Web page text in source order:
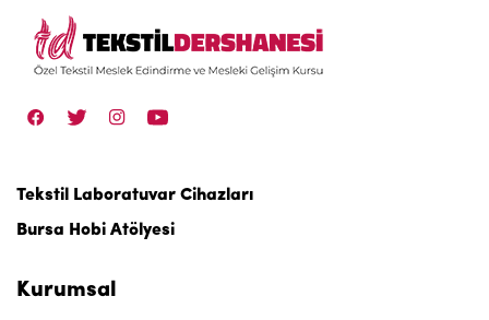
Tekstil Laboratuvar Cihazları
Bursa Hobi Atölyesi
Kurumsal